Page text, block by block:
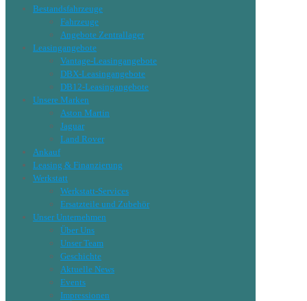
Bestandsfahrzeuge
Fahrzeuge
Angebote Zentrallager
Leasingangebote
Vantage-Leasingangebote
DBX-Leasingangebote
DB12-Leasingangebote
Unsere Marken
Aston Martin
Jaguar
Land Rover
Ankauf
Leasing & Finanzierung
Werkstatt
Werkstatt-Services
Ersatzteile und Zubehör
Unser Unternehmen
Über Uns
Unser Team
Geschichte
Aktuelle News
Events
Impressionen